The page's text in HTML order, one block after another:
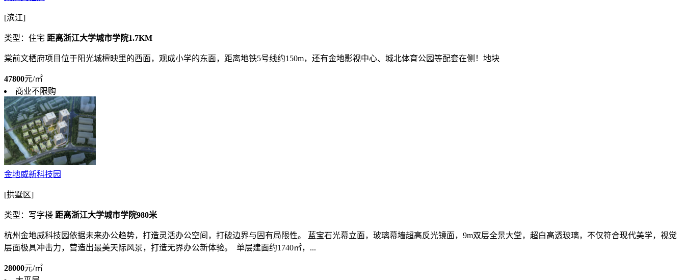
[滨江]
类型：住宅 距离浙江大学城市学院1.7KM
棠前文栖府项目位于阳光城檀映里的西面，观成小学的东面，距离地铁5号线约150m，还有金地影视中心、城北体育公园等配套在侧！地块
47800元/㎡
商业不限购
金地威新科技园
[拱墅区]
类型：写字楼 距离浙江大学城市学院980米
杭州金地威科技园依据未来办公趋势，打造灵活办公空间，打破边界与固有局限性。 蓝宝石光幕立面，玻璃幕墙超高反光镜面，9m双层全景大堂，超白高透玻璃，不仅符合现代美学，视觉
层面极具冲击力，营造出最美天际风景，打造无界办公新体验。 单层建面约1740㎡，...
28000元/㎡